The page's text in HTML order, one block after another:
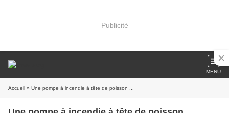
Publicité
MENU
Accueil » Une pompe à incendie à tête de poisson ...